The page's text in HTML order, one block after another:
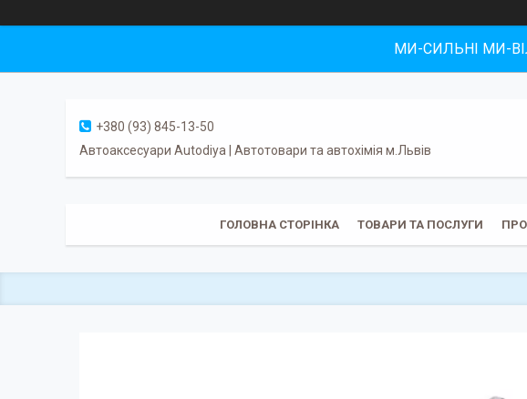
МИ-СИЛЬНІ МИ-
+380 (93) 845-13-50
Автоаксесуари Autodiya | Автотовари та автохімія м.Львів
ГОЛОВНА СТОРІНКА ТОВАРИ ТА ПОСЛУГИ